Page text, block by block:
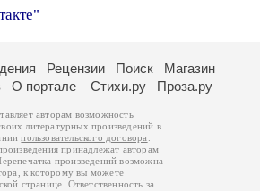
Рецензии Поиск
Магазин
О портале Стихи.ру Проза.ру
авторам возможность
литературных произведений в
пользовательского договора
принадлежат авторам
произведений возможна
к которому вы можете
странице. Ответственность за